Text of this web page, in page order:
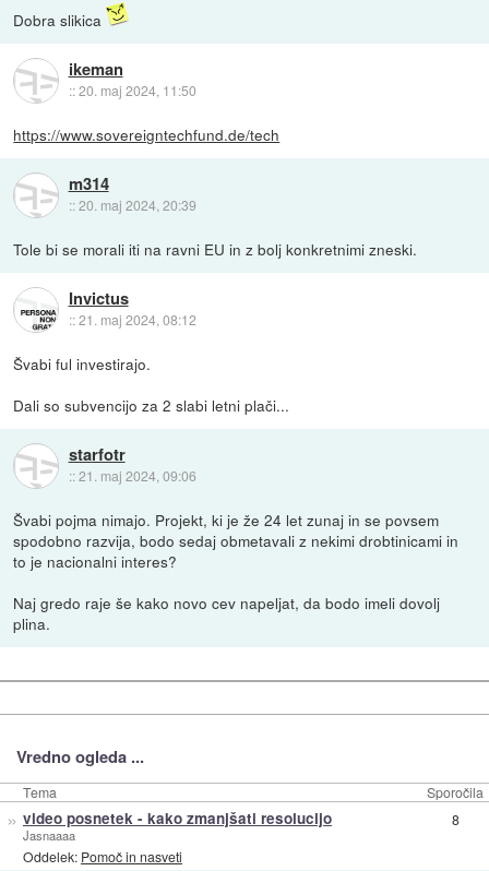
Dobra slikica
ikeman
::20. maj 2024, 11:50
https://www.sovereigntechfund.de/tech
m314
::20. maj 2024, 20:39
Tole bi se morali iti na ravni EU in z bolj konkretnimi zneski.
Invictus
::21. maj 2024, 08:12
Švabi ful investirajo.
Dali so subvencijo za 2 slabi letni plači...
starfotr
::21. maj 2024, 09:06
Švabi pojma nimajo. Projekt, ki je že 24 let zunaj in se povsem
spodobno razvija, bodo sedaj obmetavali z nekimi drobtinicami in
to je nacionalni interes?
Naj gredo raje še kako novo cev napeljat, da bodo imeli dovolj
plina.
Vredno ogleda ...
Tema Sporočila
» video posnetek - kako zmanjšati resolucijo
Jasnaaaa
Oddelek: Pomoč in nasveti
8